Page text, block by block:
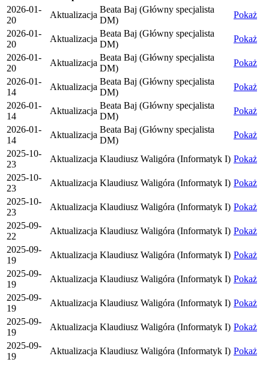
2026-01-
20
Aktualizacja
Beata Baj (Główny specjalista
DM)
Pokaż
2026-01-
20
Aktualizacja
Beata Baj (Główny specjalista
DM)
Pokaż
2026-01-
20
Aktualizacja
Beata Baj (Główny specjalista
DM)
Pokaż
2026-01-
14
Aktualizacja
Beata Baj (Główny specjalista
DM)
Pokaż
2026-01-
14
Aktualizacja
Beata Baj (Główny specjalista
DM)
Pokaż
2026-01-
14
Aktualizacja
Beata Baj (Główny specjalista
DM)
Pokaż
2025-10-
23
Aktualizacja Klaudiusz Waligóra (Informatyk I) Pokaż
2025-10-
23
Aktualizacja Klaudiusz Waligóra (Informatyk I) Pokaż
2025-10-
23
Aktualizacja Klaudiusz Waligóra (Informatyk I) Pokaż
2025-09-
22
Aktualizacja Klaudiusz Waligóra (Informatyk I) Pokaż
2025-09-
19
Aktualizacja Klaudiusz Waligóra (Informatyk I) Pokaż
2025-09-
19
Aktualizacja Klaudiusz Waligóra (Informatyk I) Pokaż
2025-09-
19
Aktualizacja Klaudiusz Waligóra (Informatyk I) Pokaż
2025-09-
19
Aktualizacja Klaudiusz Waligóra (Informatyk I) Pokaż
2025-09-
19
Aktualizacja Klaudiusz Waligóra (Informatyk I) Pokaż